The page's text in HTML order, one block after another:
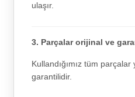
ulaşır.
3. Parçalar orijinal ve
Kullandığımız tüm
garantilidir.